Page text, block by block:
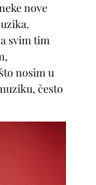
nove
svim tim
nosim u
često